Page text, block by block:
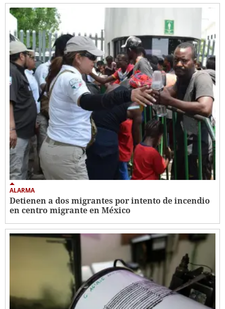
ALARMA
Detienen a dos migrantes por intento de incendio
en centro migrante en México